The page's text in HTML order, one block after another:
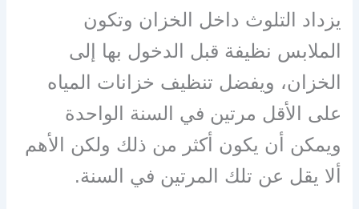
يزداد التلوث داخل الخزان وتكون
الملابس نظيفة قبل الدخول بها إلى
الخزان، ويفضل تنظيف خزانات المياه
على الأقل مرتين في السنة الواحدة
ويمكن أن يكون أكثر من ذلك ولكن الأهم
ألا يقل عن تلك المرتين في السنة.